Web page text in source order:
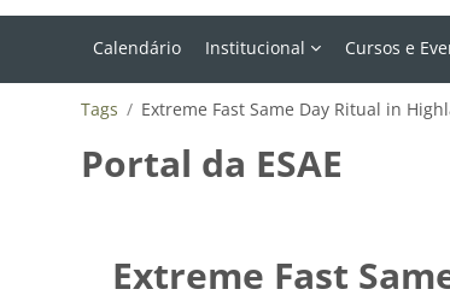
Calendário Institucional Cursos e
Tags Extreme Fast Same Day Ritual in
Portal da ESAE
Extreme Fast